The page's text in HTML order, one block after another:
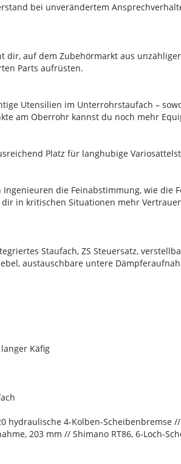
bei unverändertem
dir, auf dem Zubehörmarkt aus
Parts aufrüsten.
Utensilien im Unterrohrstaufach –
am Oberrohr kannst du noch mehr
Platz für langhubige
die Feinabstimmung, wie
in kritischen Situationen mehr
Staufach, ZS Steuersatz,
austauschbare untere
Käfig
hydraulische 4-Kolben-Scheibenbremse
203 mm // Shimano RT86, 6-Loch-